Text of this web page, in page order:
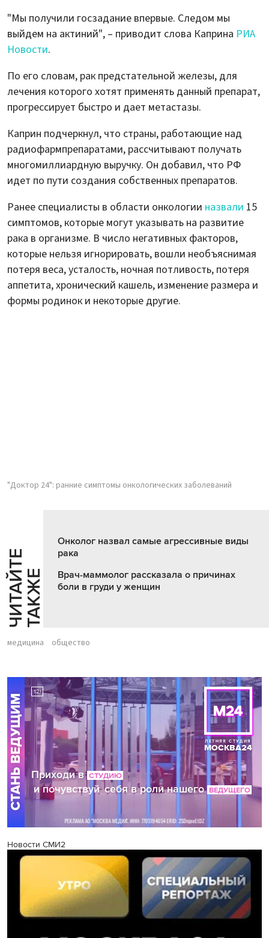
"Мы получили госзадание впервые. Следом мы
выйдем на актиний", – приводит слова Каприна РИА
Новости.
По его словам, рак предстательной железы, для
лечения которого хотят применять данный препарат,
прогрессирует быстро и дает метастазы.
Каприн подчеркнул, что страны, работающие над
радиофармпрепаратами, рассчитывают получать
многомиллиардную выручку. Он добавил, что РФ
идет по пути создания собственных препаратов.
Ранее специалисты в области онкологии назвали 15
симптомов, которые могут указывать на развитие
рака в организме. В число негативных факторов,
которые нельзя игнорировать, вошли необъяснимая
потеря веса, усталость, ночная потливость, потеря
аппетита, хронический кашель, изменение размера и
формы родинок и некоторые другие.
"Доктор 24": ранние симптомы онкологических заболеваний
Ч
И
Т
АЙ
Т
Е
Т
А
К
ЖЕ
Онколог назвал самые агрессивные виды
рака
Врач-маммолог рассказала о причинах
боли в груди у женщин
медицина общество
Новости СМИ2